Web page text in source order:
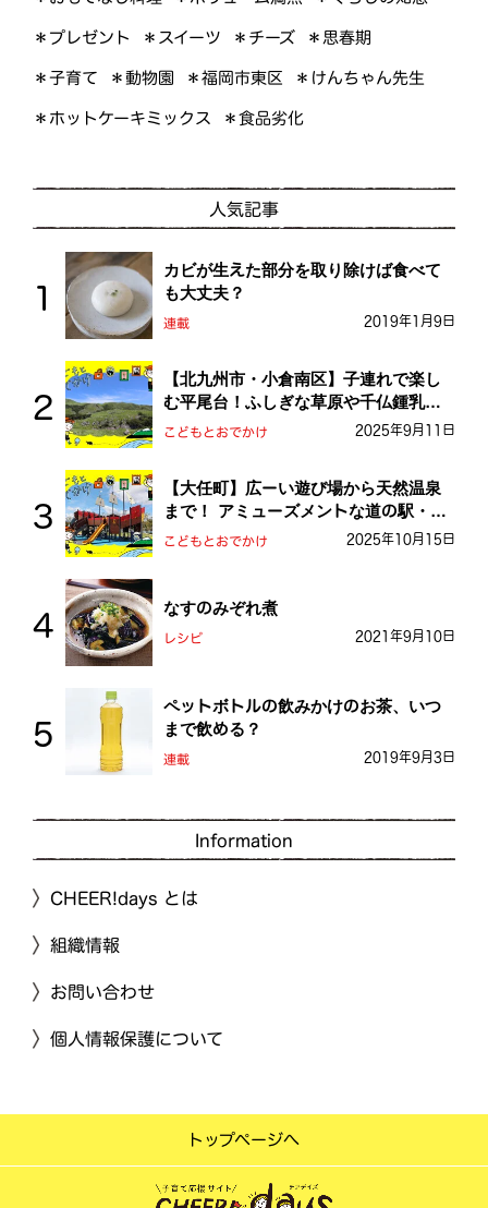
＊プレゼント ＊スイーツ ＊チーズ ＊思春期
＊子育て ＊動物園 ＊福岡市東区 ＊けんちゃん先生
＊ホットケーキミックス ＊食品劣化
人気記事
カビが生えた部分を取り除けば食べて
も大丈夫？
連載 2019年1月9日
【北九州市・小倉南区】子連れで楽し
む平尾台！ふしぎな草原や千仏鍾乳洞
を探検しよう！
こどもとおでかけ 2025年9月11日
【大任町】広ーい遊び場から天然温泉
まで！ アミューズメントな道の駅・お
おとう桜街道
こどもとおでかけ 2025年10月15日
なすのみぞれ煮
レシピ 2021年9月10日
ペットボトルの飲みかけのお茶、いつ
まで飲める？
連載 2019年9月3日
Information
CHEER!days とは
組織情報
お問い合わせ
個人情報保護について
トップページへ